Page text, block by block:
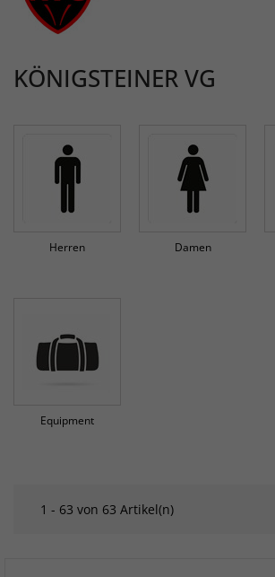
KÖNIGSTEINER VG
Herren Damen
Equipment
1 - 63 von 63 Artikel(n)